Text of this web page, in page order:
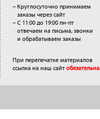
– Круглосуточно принимаем
заказы через сайт
– С 11:00 до 19:00 пн-пт
отвечаем на письма, звонки
и обрабатываем заказы
При перепечатке материалов
ссылка на наш сайт обязательна.